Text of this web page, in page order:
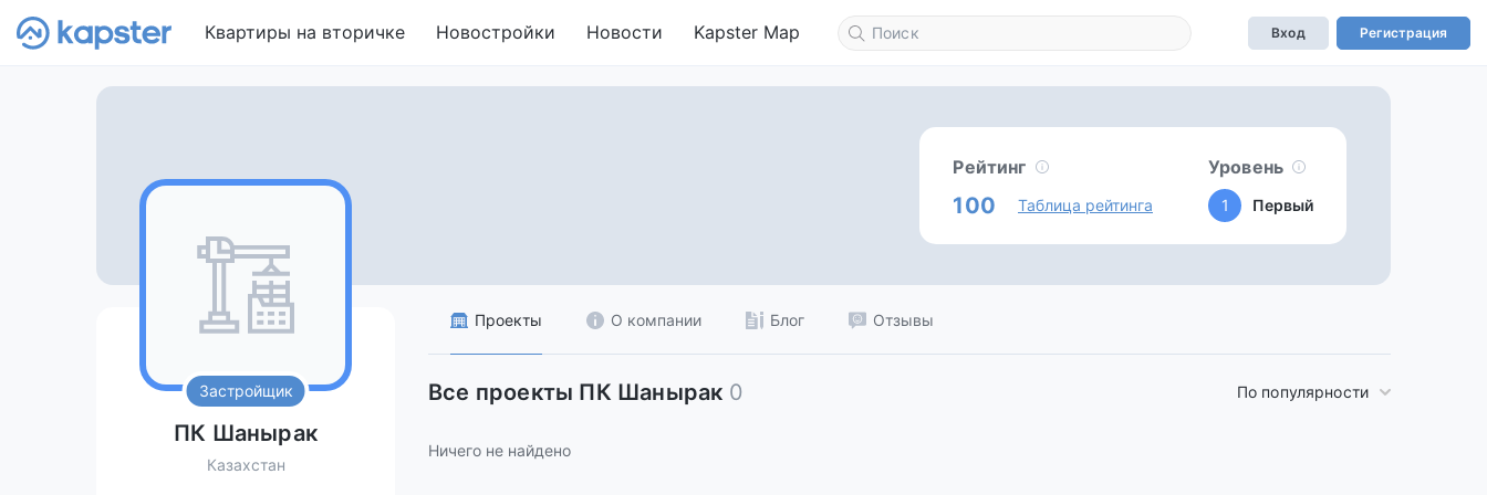
Квартиры на вторичке Новостройки Новости Kapster Map Вход Регистрация
Рейтинг
100 Таблица рейтинга
Уровень
1 Первый
Застройщик
ПК Шанырак
Казахстан
Проекты О компании Блог Отзывы
Все проекты ПК Шанырак 0 По популярности
Ничего не найдено